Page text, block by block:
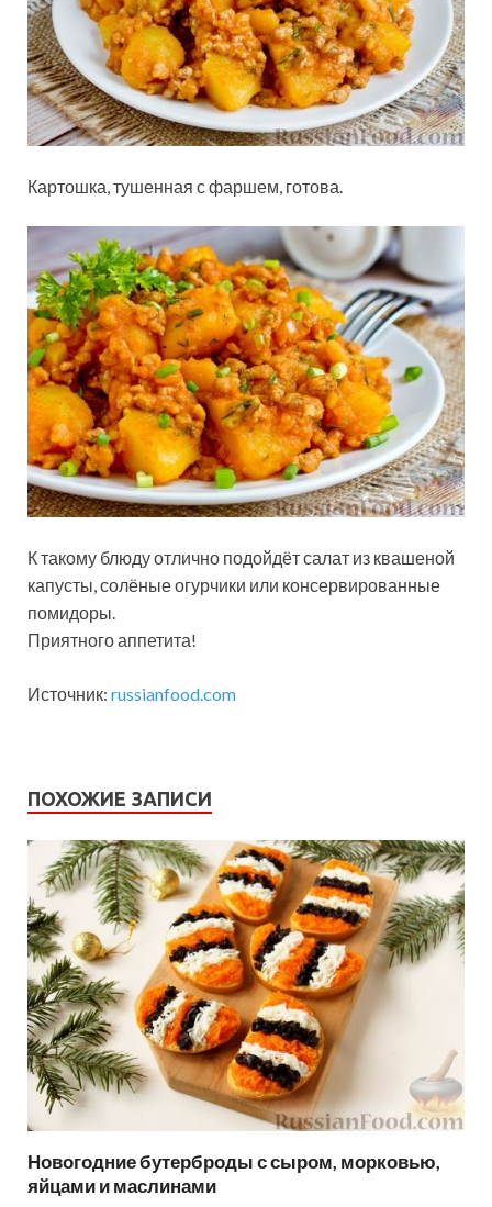
Картошка, тушенная с фаршем, готова.
К такому блюду отлично подойдёт салат из квашеной
капусты, солёные огурчики или консервированные
помидоры.
Приятного аппетита!
Источник: russianfood.com
ПОХОЖИЕ ЗАПИСИ
Новогодние бутерброды с сыром, морковью,
яйцами и маслинами